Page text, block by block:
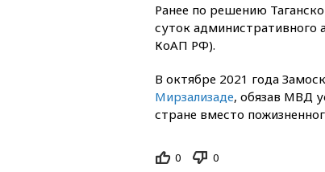
Ранее по решению
суток административного
КоАП РФ).
В октябре 2021 года
Мирзализаде, обязав МВД
стране вместо
0 0